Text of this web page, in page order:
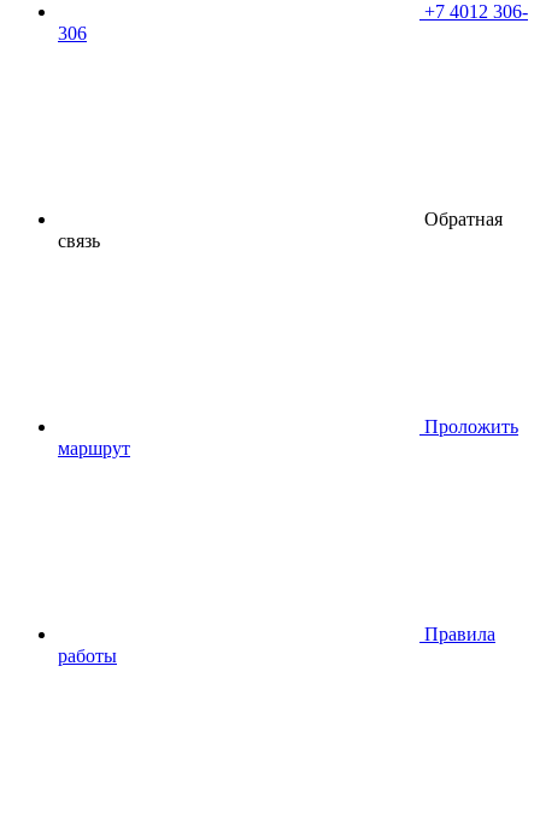
+7 4012 306-
306
Обратная
связь
Проложить
маршрут
Правила
работы